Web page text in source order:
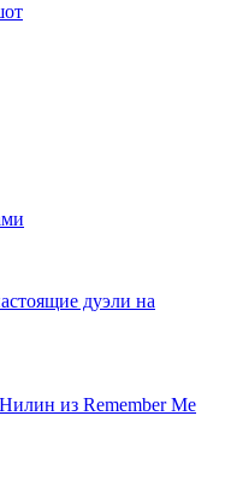
дуэли на
из Remember Me